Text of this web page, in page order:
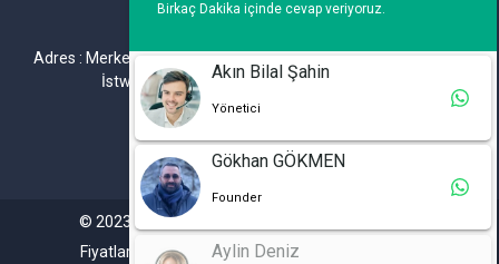
Adres : Merkez Mh. DeğirmenBahçe Cd. A1 A Blok D : 19 Kat :1
İstwest Rezidans Bahçelievler / İSTANBUL
© 2023. Tüm hakları saklıdır. Tanitimyazisi.com.tr
Fiyatlarımıza %20 KDV Dahil Değildir.
Birkaç Dakika içinde cevap veriyoruz.
Aylin Deniz
Akın Bilal Şahin
Yönetici
Gökhan GÖKMEN
Founder